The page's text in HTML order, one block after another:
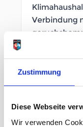
Zustimmung
Diese Webseite
Wir verwenden
Verbindung
bequeme
auch